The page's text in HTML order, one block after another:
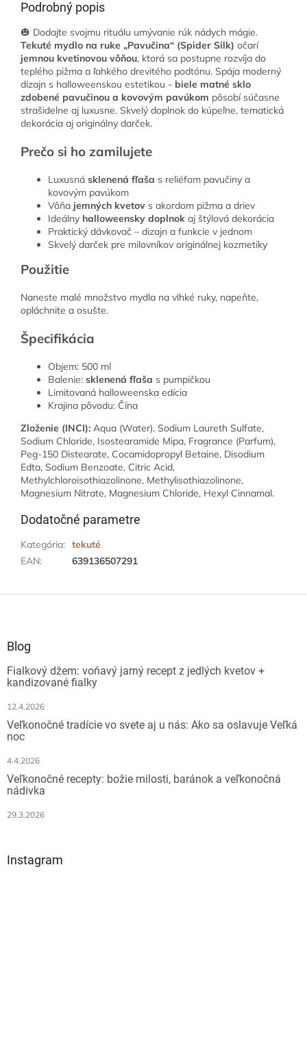
Podrobný popis
🎃 Dodajte svojmu rituálu umývanie rúk nádych mágie.
Tekuté mydlo na ruke „Pavučina“ (Spider Silk) očarí
jemnou kvetinovou vôňou, ktorá sa postupne rozvíja do
teplého pižma a ľahkého drevitého podtónu. Spája moderný
dizajn s halloweenskou estetikou - biele matné sklo
zdobené pavučinou a kovovým pavúkom pôsobí súčasne
strašidelne aj luxusne. Skvelý doplnok do kúpeľne, tematická
dekorácia aj originálny darček.
Prečo si ho zamilujete
Luxusná sklenená fľaša s reliéfom pavučiny a
kovovým pavúkom
Vôňa jemných kvetov s akordom pižma a driev
Ideálny halloweensky doplnok aj štýlová dekorácia
Praktický dávkovač – dizajn a funkcie v jednom
Skvelý darček pre milovníkov originálnej kozmetiky
Použitie
Naneste malé množstvo mydla na vlhké ruky, napeňte,
opláchnite a osušte.
Špecifikácia
Objem: 500 ml
Balenie: sklenená fľaša s pumpičkou
Limitovaná halloweenska edícia
Krajina pôvodu: Čína
Zloženie (INCI): Aqua (Water), Sodium Laureth Sulfate,
Sodium Chloride, Isostearamide Mipa, Fragrance (Parfum),
Peg-150 Distearate, Cocamidopropyl Betaine, Disodium
Edta, Sodium Benzoate, Citric Acid,
Methylchloroisothiazolinone, Methylisothiazolinone,
Magnesium Nitrate, Magnesium Chloride, Hexyl Cinnamal.
Dodatočné parametre
Kategória: tekuté
EAN: 639136507291
Blog
Fialkový džem: voňavý jarný recept z jedlých kvetov +
kandizované fialky
12.4.2026
Veľkonočné tradície vo svete aj u nás: Ako sa oslavuje Veľká
noc
4.4.2026
Veľkonočné recepty: božie milosti, baránok a veľkonočná
nádivka
29.3.2026
Instagram